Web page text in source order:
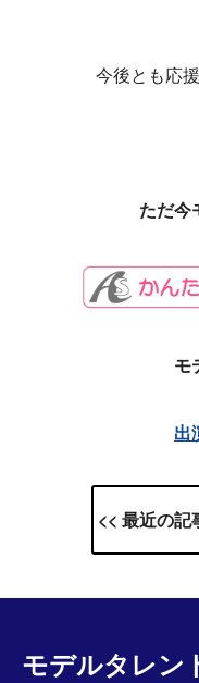
今後とも応
ただ今
モ
出
<< 最近の記
モデルタレン